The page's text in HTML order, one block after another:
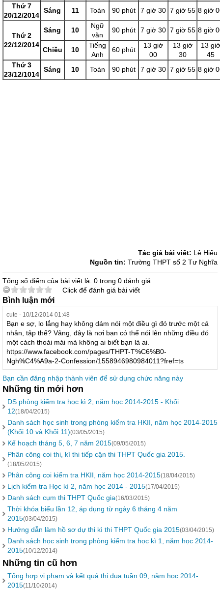
Thứ 7
20/12/2014
Sáng 11 Toán 90 phút 7 giờ 30 7 giờ 55 8 giờ
Thứ 2
22/12/2014
Sáng 10
Ngữ
văn
90 phút 7 giờ 30 7 giờ 55 8 giờ
Chiều 10
Tiếng
Anh
60 phút
13 giờ
00
13 giờ
30
13 giờ
45
Thứ 3
23/12/1014
Sáng 10 Toán 90 phút 7 giờ 30 7 giờ 55 8 giờ
Tác giả bài viết: Lê Hiếu
Nguồn tin: Trường THPT số 2 Tư Nghĩa
Tổng số điểm của bài viết là: 0 trong 0 đánh giá
Click để đánh giá bài viết
Bình luận mới
cute - 10/12/2014 01:48
Bạn e sợ, lo lắng hay không dám nói một điều gì đó trước một cá
nhân, tập thể? Vâng, đây là nơi bạn có thể nói lên những điều đó
một cách thoải mái mà không ai biết bạn là ai.
https://www.facebook.com/pages/THPT-T%C6%B0-
Ngh%C4%A9a-2-Confession/1558946980984011?fref=ts
Bạn cần đăng nhập thành viên để sử dụng chức năng này
Những tin mới hơn
DS phòng kiểm tra học kì 2, năm học 2014-2015 - Khối
12(18/04/2015)
Danh sách học sinh trong phòng kiểm tra HKII, năm học 2014-2015
(Khối 10 và Khối 11)(03/05/2015)
Kế hoạch tháng 5, 6, 7 năm 2015(09/05/2015)
Phân công coi thi, kì thi tiếp cận thi THPT Quốc gia 2015.
(18/05/2015)
Phân công coi kiểm tra HKII, năm học 2014-2015(18/04/2015)
Lịch kiểm tra Học kì 2, năm học 2014 - 2015(17/04/2015)
Danh sách cụm thi THPT Quốc gia(16/03/2015)
Thời khóa biểu lần 12, áp dụng từ ngày 6 tháng 4 năm
2015(03/04/2015)
Hướng dẫn làm hồ sơ dự thi kì thi THPT Quốc gia 2015(03/04/2015)
Danh sách học sinh trong phòng kiểm tra học kì 1, năm học 2014-
2015(10/12/2014)
Những tin cũ hơn
Tổng hợp vi phạm và kết quả thi đua tuần 09, năm học 2014-
2015(11/10/2014)